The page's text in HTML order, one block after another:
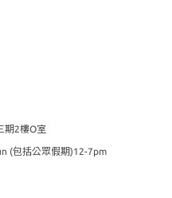
期2樓O室
(包括公眾假期)12-7pm